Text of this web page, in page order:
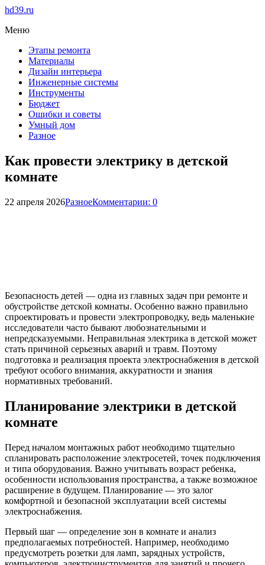
hd39.ru
Меню
Этапы ремонта
Материалы
Дизайн интерьера
Инженерные системы
Инструменты
Бюджет
Ошибки и советы
Умный дом
Разное
Как провести электрику в детской
комнате
22 апреля 2026РазноеКомментарии: 0
Безопасность детей — одна из главных задач при ремонте и
обустройстве детской комнаты. Особенно важно правильно
спроектировать и провести электропроводку, ведь маленькие
исследователи часто бывают любознательными и
непредсказуемыми. Неправильная электрика в детской может
стать причиной серьезных аварий и травм. Поэтому
подготовка и реализация проекта электроснабжения в детской
требуют особого внимания, аккуратности и знания
нормативных требований.
Планирование электрики в детской
комнате
Перед началом монтажных работ необходимо тщательно
спланировать расположение электросетей, точек подключения
и типа оборудования. Важно учитывать возраст ребенка,
особенности использования пространства, а также возможное
расширение в будущем. Планирование — это залог
комфортной и безопасной эксплуатации всей системы
электроснабжения.
Первый шаг — определение зон в комнате и анализ
предполагаемых потребностей. Например, необходимо
предусмотреть розетки для ламп, зарядных устройств,